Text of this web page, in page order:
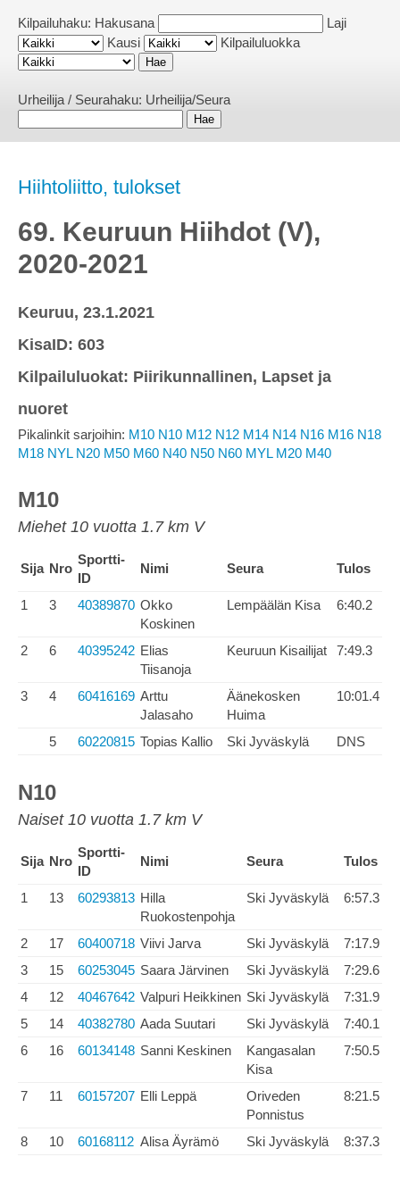
Kilpailuhaku: Hakusana
Laji
Kausi
Kilpailuluokka
Urheilija / Seurahaku: Urheilija/Seura
Hiihtoliitto, tulokset
69. Keuruun Hiihdot (V),
2020-2021
Keuruu, 23.1.2021
KisaID: 603
Kilpailuluokat: Piirikunnallinen, Lapset ja
nuoret
Pikalinkit sarjoihin: M10 N10 M12 N12 M14 N14 N16 M16 N18
M18 NYL N20 M50 M60 N40 N50 N60 MYL M20 M40
M10
Miehet 10 vuotta 1.7 km V
Sija Nro
Sportti-
ID
Nimi Seura Tulos
1 3 40389870 Okko
Koskinen
Lempäälän Kisa 6:40.2
2 6 40395242 Elias
Tiisanoja
Keuruun Kisailijat 7:49.3
3 4 60416169 Arttu
Jalasaho
Äänekosken
Huima
10:01.4
5 60220815 Topias Kallio Ski Jyväskylä DNS
N10
Naiset 10 vuotta 1.7 km V
Sija Nro
Sportti-
ID
Nimi Seura Tulos
1 13 60293813 Hilla
Ruokostenpohja
Ski Jyväskylä 6:57.3
2 17 60400718 Viivi Jarva Ski Jyväskylä
7:17.9
3
15 60253045 Saara Järvinen Ski Jyväskylä
7:29.6
4
12 40467642 Valpuri Heikkinen Ski Jyväskylä
7:31.9
5
14 40382780 Aada Suutari Ski Jyväskylä
7:40.1
6
16 60134148 Sanni Keskinen
Kangasalan
Kisa
7:50.5
7 11 60157207 Elli Leppä
Oriveden
Ponnistus
8:21.5
8 10 60168112 Alisa Äyrämö Ski Jyväskylä 8:37.3